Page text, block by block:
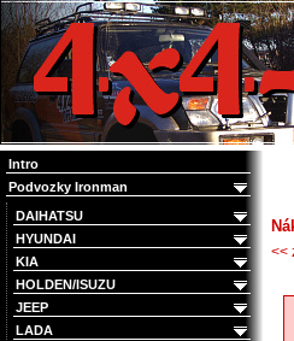
4x4 Offroad e-shop
Intro
Podvozky Ironman
DAIHATSU
HYUNDAI
KIA
HOLDEN/ISUZU
JEEP
LADA
<<